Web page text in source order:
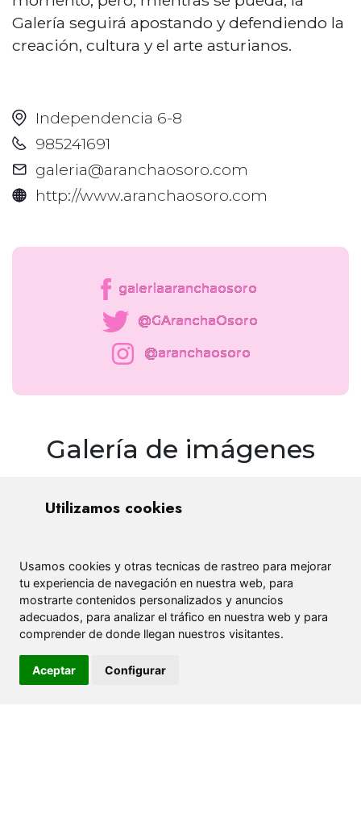
Utilizamos cookies
Usamos cookies y otras tecnicas de rastreo para mejorar
tu experiencia de navegación en nuestra web, para
mostrarte contenidos personalizados y anuncios
adecuados, para analizar el tráfico en nuestra web y para
comprender de donde llegan nuestros visitantes.
Aceptar Configurar
Galería seguirá apostando y defendiendo la
creación, cultura y el arte asturianos.
Independencia 6-8
985241691
galeria@aranchaosoro.com
http://www.aranchaosoro.com
galeriaaranchaosoro
@GAranchaOsoro
@aranchaosoro
Galería de imágenes